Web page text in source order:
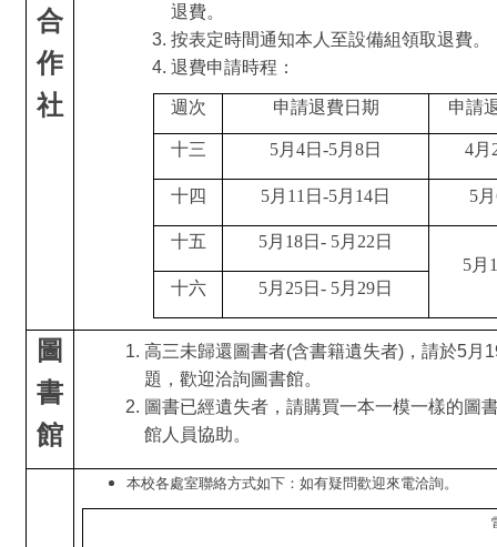
合
作
社
退費。
按表定時間通知本人至設備組領取退費。
退費申請時程：
週次 申請退費日期 申請
十三 5月4日-5月8日 4月
十四 5月11日-5月14日 5
十五 5月18日- 5月22日
5月
十六
5月25日- 5月29日
圖
書
館
高三未歸還圖書者(含書籍遺失者)，請於5月
題，歡迎洽詢圖書館。
圖書已經遺失者，請購買一本一模一樣的圖
館人員協助。
本校各處室聯絡方式如下：如有疑問歡迎來電洽詢。